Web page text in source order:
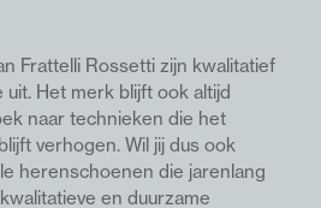
Frattelli Rossetti zijn kwalitatief
Het merk blijft ook altijd
naar technieken die het
verhogen. Wil jij dus ook
herenschoenen die jarenlang
en duurzame